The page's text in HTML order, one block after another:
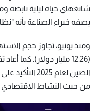
شانغهاي حياة ليلية نابضة
يصفه خبراء الصناعة بأنه
(12.26 مليار دولار). كما
الصين لعام
من حيث النشاط الاقتصادي